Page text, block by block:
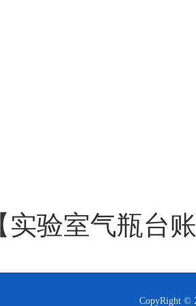
实验室气瓶台
CopyRight ©